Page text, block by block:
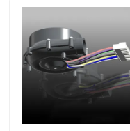
製品
ビデオ